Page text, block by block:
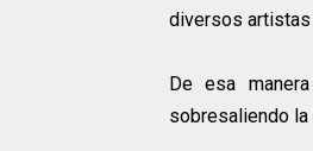
diversos artistas
De esa
sobresaliendo la